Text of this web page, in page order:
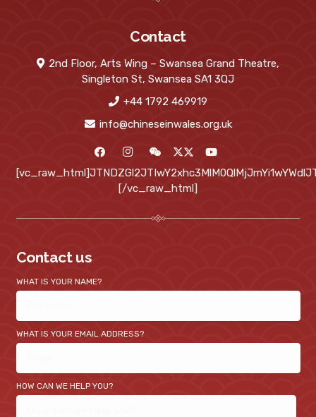
Contact
2nd Floor, Arts Wing – Swansea Grand Theatre,
Singleton St, Swansea SA1 3QJ
+44 1792 469919
info@chineseinwales.org.uk
[/vc_raw_html]
Contact us
WHAT IS YOUR NAME?
WHAT IS YOUR EMAIL ADDRESS?
HOW CAN WE HELP YOU?